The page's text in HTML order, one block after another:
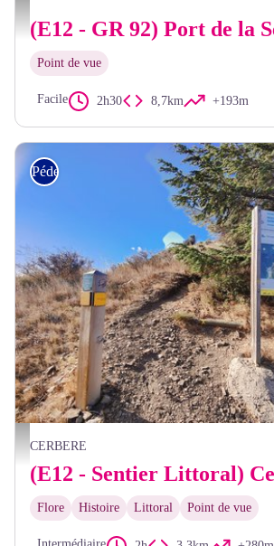
Point de vue
Facile 2h30 8,7km +193m
Camille Reynaud
Pédestre
CERBERE
Flore Histoire Littoral Point de vue